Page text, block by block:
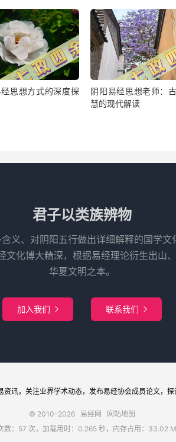
思想方式的深度探
阴阳易经思想老师：
慧的现代解读
君子以类族辨物
义、对阴阳五行做出详细解释的国学
文化博大精深，根据易经理论衍生出山
华夏文明之本。
加入我们  联系我们 
资讯，关注业界学术动态，发布易经协会成员论文，探
© 2010-2026 易经网
网站地图
数：57 次，加载用时：0.265 秒，内存占用：33.02